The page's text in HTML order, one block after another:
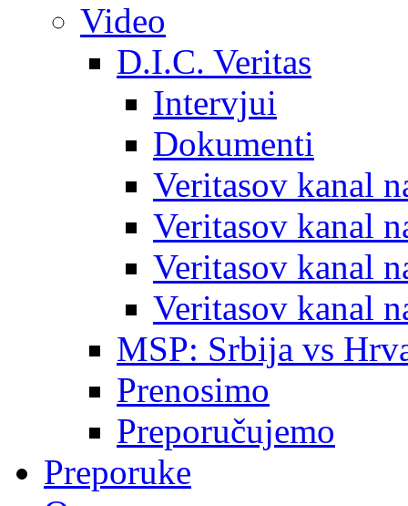
Video
D.I.C. Veritas
Intervjui
Dokumenti
Veritasov kanal
Veritasov kanal
Veritasov kanal
Veritasov kanal
MSP: Srbija vs
Prenosimo
Preporučujemo
Preporuke